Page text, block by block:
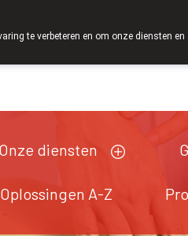
Onze diensten
Oplossingen A-Z
te verbeteren en om onze diensten